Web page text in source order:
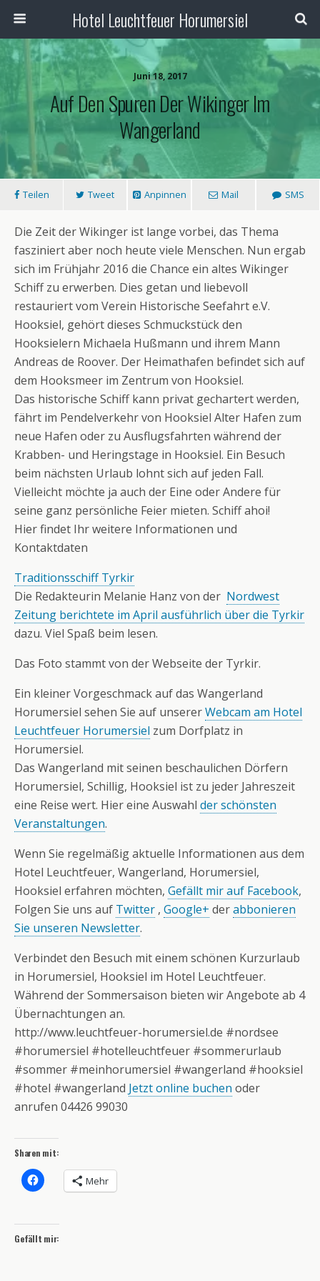
Hotel Leuchtfeuer Horumersiel
Juni 18, 2017
Auf Den Spuren Der Wikinger Im
Wangerland
Teilen Tweet Anpinnen Mail SMS
Die Zeit der Wikinger ist lange vorbei, das Thema
fasziniert aber noch heute viele Menschen. Nun ergab
sich im Frühjahr 2016 die Chance ein altes Wikinger
Schiff zu erwerben. Dies getan und liebevoll
restauriert vom Verein Historische Seefahrt e.V.
Hooksiel, gehört dieses Schmuckstück den
Hooksielern Michaela Hußmann und ihrem Mann
Andreas de Roover. Der Heimathafen befindet sich auf
dem Hooksmeer im Zentrum von Hooksiel.
Das historische Schiff kann privat gechartert werden,
fährt im Pendelverkehr von Hooksiel Alter Hafen zum
neue Hafen oder zu Ausflugsfahrten während der
Krabben- und Heringstage in Hooksiel. Ein Besuch
beim nächsten Urlaub lohnt sich auf jeden Fall.
Vielleicht möchte ja auch der Eine oder Andere für
seine ganz persönliche Feier mieten. Schiff ahoi!
Hier findet Ihr weitere Informationen und
Kontaktdaten
Traditionsschiff Tyrkir
Die Redakteurin Melanie Hanz von der Nordwest
Zeitung berichtete im April ausführlich über die Tyrkir
dazu. Viel Spaß beim lesen.
Das Foto stammt von der Webseite der Tyrkir.
Ein kleiner Vorgeschmack auf das Wangerland
Horumersiel sehen Sie auf unsererWebcam am Hotel
Leuchtfeuer Horumersiel zum Dorfplatz in
Horumersiel.
Das Wangerland mit seinen beschaulichen Dörfern
Horumersiel, Schillig, Hooksiel ist zu jeder Jahreszeit
eine Reise wert. Hier eine Auswahl der schönsten
Veranstaltungen.
Wenn Sie regelmäßig aktuelle Informationen aus dem
Hotel Leuchtfeuer, Wangerland, Horumersiel,
Hooksiel erfahren möchten, Gefällt mir auf Facebook,
Folgen Sie uns auf Twitter , Google+ derabbonieren
Sie unseren Newsletter.
Verbindet den Besuch mit einem schönen Kurzurlaub
in Horumersiel, Hooksiel im Hotel Leuchtfeuer.
Während der Sommersaison bieten wir Angebote ab 4
Übernachtungen an.
http://www.leuchtfeuer-horumersiel.de #nordsee
#horumersiel #hotelleuchtfeuer #sommerurlaub
#sommer #meinhorumersiel #wangerland #hooksiel
#hotel #wangerland Jetzt online buchen oder
anrufen 04426 99030
Sharen mit:
Mehr
Gefällt mir: